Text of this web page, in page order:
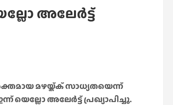
അലേര്‍ട്ട്
മഴയ്ക്ക് സാധ്യതയെന്ന്
യെല്ലോ അലേര്‍ട്ട് പ്രഖ്യാപിച്ചു.